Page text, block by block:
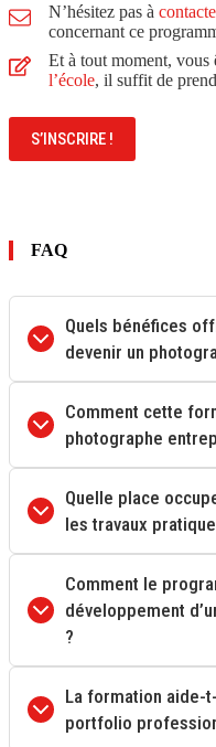
N’hésitez pas à
concernant ce
Et à tout moment, vous
l’école, il suffit de
S’INSCRIRE !
FAQ
Quels bénéfices
devenir un
Comment cette
photographe
Quelle place
les travaux
Comment le
développement
?
La formation aide-
portfolio